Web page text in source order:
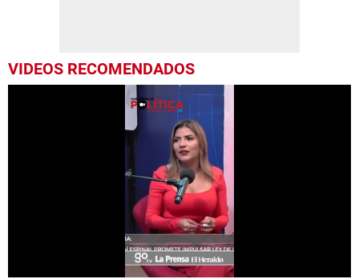
VIDEOS RECOMENDADOS